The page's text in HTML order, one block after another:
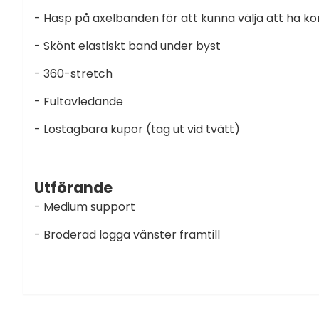
- Hasp på axelbanden för att kunna välja att ha
- Skönt elastiskt band under byst
- 360-stretch
- Fultavledande
- Löstagbara kupor (tag ut vid tvätt)
Utförande
- Medium support
- Broderad logga vänster framtill